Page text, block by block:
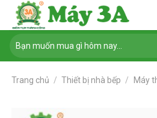
Chuyển
nội
dung
Tìm
kiếm:
Trang chủ / Thiết bị nhà bếp / Máy